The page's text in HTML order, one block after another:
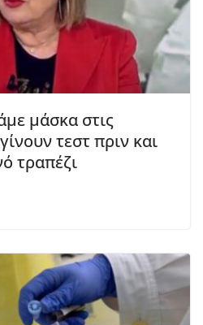
μάσκα στις
τεστ πριν και
τραπέζι